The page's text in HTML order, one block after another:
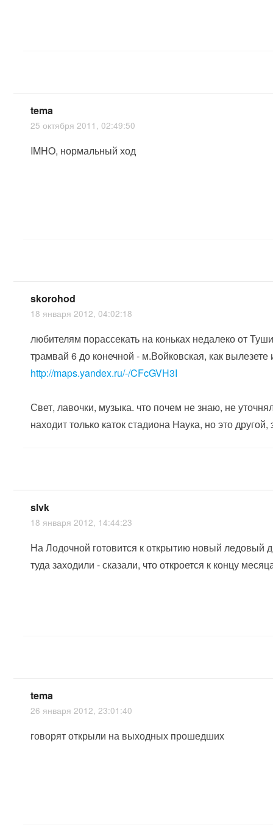
tema
25 октября 2011, 02:49:50
IMHO, нормальный ход
skorohod
18 января 2012, 04:02:18
любителям порассекать на коньках недалеко от
трамвай 6 до конечной - м.Войковская, как вылезете
http://maps.yandex.ru/-/CFcGVH3I
Свет, лавочки, музыка. что почем не знаю, не
находит только каток стадиона Наука, но это
slvk
18 января 2012, 14:44:23
На Лодочной готовится к открытию новый ледовый
туда заходили - сказали, что откроется к концу
tema
26 января 2012, 23:01:40
говорят открыли на выходных прошедших